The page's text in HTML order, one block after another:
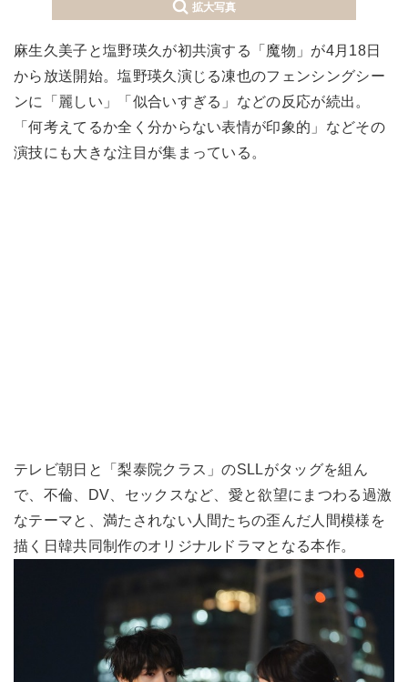
拡大写真
麻生久美子と塩野瑛久が初共演する「魔物」が4月18日
から放送開始。塩野瑛久演じる凍也のフェンシングシー
ンに「麗しい」「似合いすぎる」などの反応が続出。
「何考えてるか全く分からない表情が印象的」などその
演技にも大きな注目が集まっている。
テレビ朝日と「梨泰院クラス」のSLLがタッグを組ん
で、不倫、DV、セックスなど、愛と欲望にまつわる過激
なテーマと、満たされない人間たちの歪んだ人間模様を
描く日韓共同制作のオリジナルドラマとなる本作。